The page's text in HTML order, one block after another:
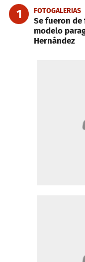
1 FOTOGALERIAS
Se fueron
modelo
Hernández